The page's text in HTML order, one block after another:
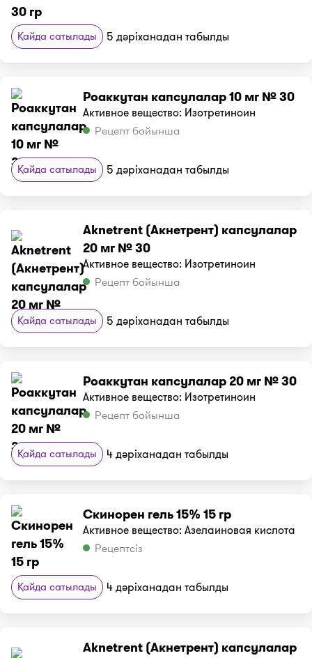
Қайда сатылады 5 дәріханадан табылды
Роаккутан капсулалар 10 мг № 30
Активное вещество: Изотретиноин
Рецепт бойынша
Қайда сатылады 5 дәріханадан табылды
Aknetrent (Акнетрент) капсулалар
20 мг № 30
Активное вещество: Изотретиноин
Рецепт бойынша
Қайда сатылады 5 дәріханадан табылды
Роаккутан капсулалар 20 мг № 30
Активное вещество: Изотретиноин
Рецепт бойынша
Қайда сатылады 4 дәріханадан табылды
Скинорен гель 15% 15 гр
Активное вещество: Азелаиновая кислота
Рецептсіз
Қайда сатылады 4 дәріханадан табылды
Aknetrent (Акнетрент) капсулалар